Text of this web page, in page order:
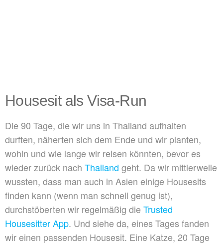
Housesit als Visa-Run
Die 90 Tage, die wir uns in Thailand aufhalten
durften, näherten sich dem Ende und wir planten,
wohin und wie lange wir reisen könnten, bevor es
wieder zurück nach Thailand geht. Da wir mittlerweile
wussten, dass man auch in Asien einige Housesits
finden kann (wenn man schnell genug ist),
durchstöberten wir regelmäßig die Trusted
Housesitter App. Und siehe da, eines Tages fanden
wir einen passenden Housesit. Eine Katze, 20 Tage